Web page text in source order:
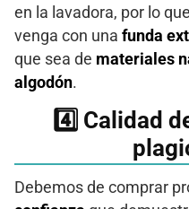
en la lavadora, por lo
venga con una funda
que sea de materiales
algodón.
​4️⃣​ Calidad
Debemos de comprar